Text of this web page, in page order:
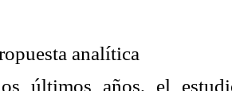
analítica
últimos años, el